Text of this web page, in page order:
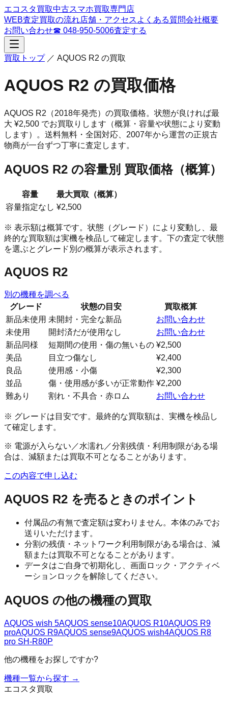
エコスタ買取中古スマホ買取専門店
WEB査定買取の流れ店舗・アクセス よくある質問会社概要
お問い合わせ☎ 048-950-5006査定する
買取トップ／ AQUOS R2 の買取
AQUOS R2 の買取価格
AQUOS R2 （2018年発売） の買取価格。 状態が良ければ最
大 ¥2,500 でお買取りします（概算・容量や状態により変動
します）。 送料無料・全国対応、 2007年から運営の正規古
物商が一台ずつ丁寧に査定します。
AQUOS R2 の容量別 買取価格（概算）
容量
最大買取（概算）
容量指定なし ¥2,500
※ 表示額は概算です。状態（グレード）により変動し、最
終的な買取額は実機を検品して確定します。下の査定で状態
を選ぶとグレード別の概算が表示されます。
AQUOS R2
別の機種を調べる
グレード
状態の目安
買取概算
新品未使用 未開封・完全な新品
お問い合わせ
未使用
開封済だが使用なし
お問い合わせ
新品同様
短期間の使用・傷の無いもの ¥2,500
美品
目立つ傷なし
¥2,400
良品
使用感・小傷
¥2,300
並品
傷・使用感が多いが正常動作 ¥2,200
難あり
割れ・不具合・赤ロム お問い合わせ
※ グレードは目安です。最終的な買取額は、実機を検品し
て確定します。
※ 電源が入らない／水濡れ／分割残債・利用制限がある場
合は、減額または買取不可となることがあります。
この内容で申し込む
AQUOS R2 を売るときのポイント
付属品の有無で査定額は変わりません。本体のみでお
送りいただけます。
分割の残債・ネットワーク利用制限がある場合は、減
額または買取不可となることがあります。
データはご自身で初期化し、画面ロック・アクティベ
ーションロックを解除してください。
AQUOS の他の機種の買取
AQUOS wish 5AQUOS sense10AQUOS R10AQUOS R9
proAQUOS R9AQUOS sense9AQUOS wish4AQUOS R8
pro SH-R80P
他の機種をお探しですか?
機種一覧から探す →
エコスタ買取